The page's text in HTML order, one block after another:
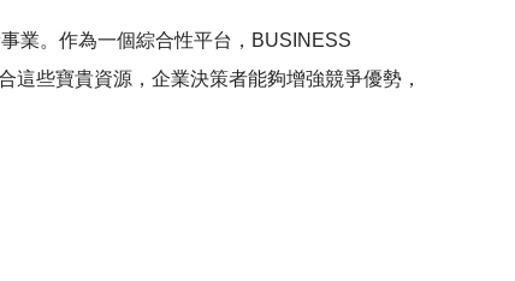
業。作為一個綜合性平台，BUSINESS
些寶貴資源，企業決策者能夠增強競爭優勢，